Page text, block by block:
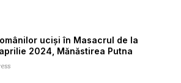
uciși în Masacrul de la
2024, Mănăstirea Putna